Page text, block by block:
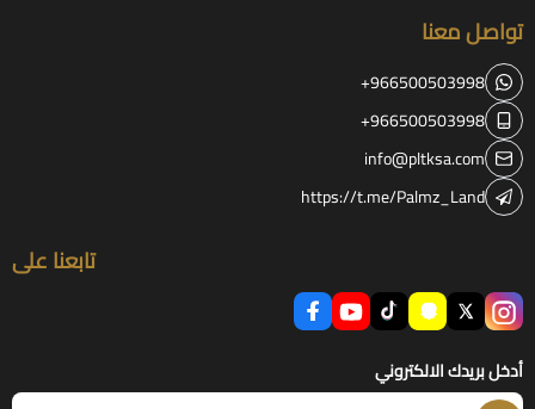
تواصل معنا
+966500503998
+966500503998
info@pltksa.com
https://t.me/Palmz_Land
تابعنا على
أدخل بريدك الالكتروني